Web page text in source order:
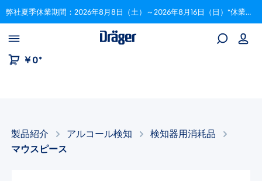
to B2B platform navigation 弊社夏季休業期間：2026年8月8日（土）～2026年8月16日（日）*休業期間中にいただいたご注文は、8月17日以降順次対応いたします。
￥0*
製品紹介 アルコール検知​
検知器用消耗品
マウスピース